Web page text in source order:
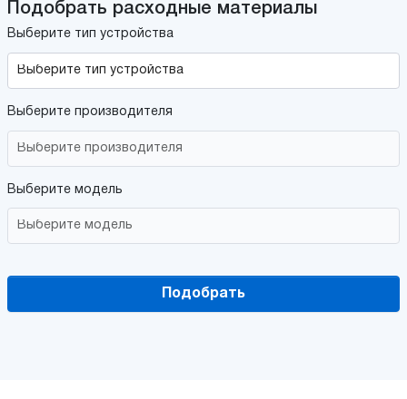
Подобрать расходные материалы
Выберите тип устройства
Выберите производителя
Выберите модель
Подобрать